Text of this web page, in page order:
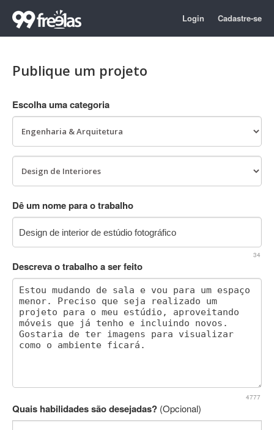
Login Cadastre-se
Publique um projeto
Escolha uma categoria
Dê um nome para o trabalho
34
Descreva o trabalho a ser feito
4777
Quais habilidades são desejadas? (Opcional)